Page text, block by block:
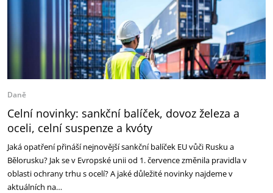
Daně
Celní novinky: sankční balíček, dovoz železa a
oceli, celní suspenze a kvóty
Jaká opatření přináší nejnovější sankční balíček EU vůči Rusku a
Bělorusku? Jak se v Evropské unii od 1. července změnila pravidla v
oblasti ochrany trhu s ocelí? A jaké důležité novinky najdeme v
aktuálních na…